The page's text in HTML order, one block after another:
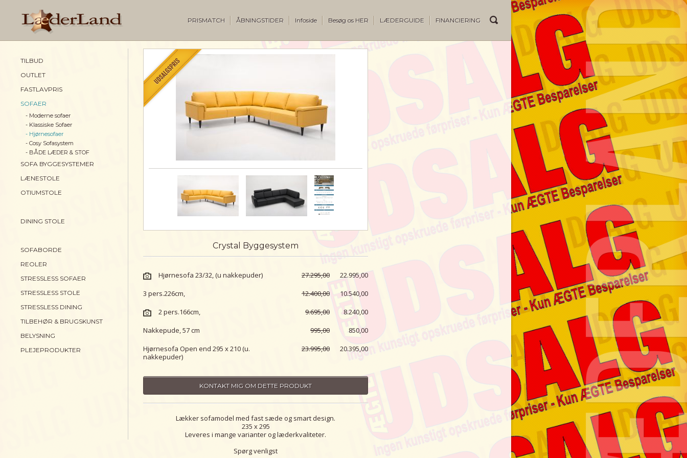
PRISMATCH ÅBNINGSTIDER Infoside Besøg os HER LÆDERGUIDE FINANCIERING
TILBUD
OUTLET
FASTLAVPRIS
SOFAER
- Moderne sofaer
- Klassiske Sofaer
- Hjørnesofaer
- Cosy Sofasystem
- BÅDE LÆDER & STOF
SOFA BYGGESYSTEMER
LÆNESTOLE
OTIUMSTOLE
DINING STOLE
SOFABORDE
REOLER
STRESSLESS SOFAER
STRESSLESS STOLE
STRESSLESS DINING
TILBEHØR & BRUGSKUNST
BELYSNING
PLEJEPRODUKTER
Crystal Byggesystem
Hjørnesofa 23/32, (u nakkepuder) 27.295,00
22.995,00
3 pers.226cm,
12.400,00
10.540,00
2 pers.166cm,
9.695,00
8.240,00
Nakkepude, 57 cm
995,00
850,00
Hjørnesofa Open end 295 x 210 (u.
nakkepuder)
23.995,00 20.395,00
KONTAKT MIG OM DETTE PRODUKT
Lækker sofamodel med fast sæde og smart design.
235 x 295
Leveres i mange varianter og læderkvaliteter.
Spørg venligst